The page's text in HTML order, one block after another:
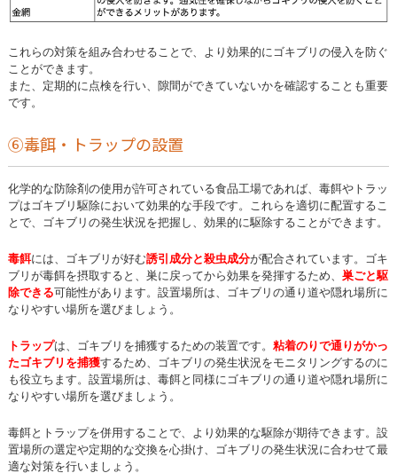
これらの対策を組み合わせることで、より効果的にゴキブリの侵入を防ぐ
ことができます。
また、定期的に点検を行い、隙間ができていないかを確認することも重要
です。
⑥毒餌・トラップの設置
化学的な防除剤の使用が許可されている食品工場であれば、毒餌やトラッ
プはゴキブリ駆除において効果的な手段です。これらを適切に配置するこ
とで、ゴキブリの発生状況を把握し、効果的に駆除することができます。
毒餌には、ゴキブリが好む誘引成分と殺虫成分が配合されています。ゴキ
ブリが毒餌を摂取すると、巣に戻ってから効果を発揮するため、 巣ごと駆
除できる可能性があります。設置場所は、ゴキブリの通り道や隠れ場所に
なりやすい場所を選びましょう。
トラップは、ゴキブリを捕獲するための装置です。 粘着のりで通りがかっ
たゴキブリを捕獲するため、ゴキブリの発生状況をモニタリングするのに
も役立ちます。設置場所は、毒餌と同様にゴキブリの通り道や隠れ場所に
なりやすい場所を選びましょう。
毒餌とトラップを併用することで、より効果的な駆除が期待できます。設
置場所の選定や定期的な交換を心掛け、ゴキブリの発生状況に合わせて最
適な対策を行いましょう。